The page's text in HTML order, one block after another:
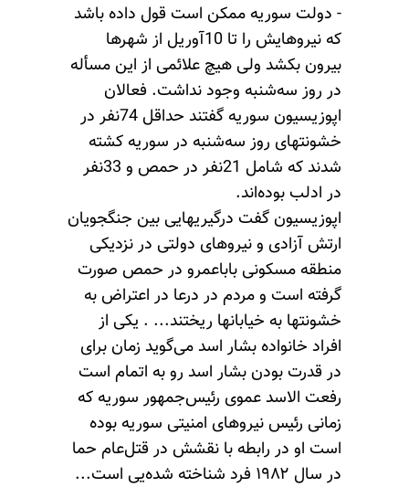
- دولت سوریه ممکن است قول داده باشد
که نیروهایش را تا 10آوریل از شهرها
بیرون بکشد ولی هیچ علائمی از این مسأله
در روز سه‌شنبه وجود نداشت. فعالان
اپوزیسیون سوریه گفتند حداقل 74نفر در
خشونتهای روز سه‌شنبه در سوریه کشته
شدند که شامل 21نفر در حمص و 33نفر
در ادلب بوده‌اند.
اپوزیسیون گفت درگیریهایی بین جنگجویان
ارتش آزادی و نیروهای دولتی در نزدیکی
منطقه مسکونی باباعمرو در حمص صورت
گرفته است و مردم در درعا در اعتراض به
خشونتها به خیابانها ریختند... . یکی از
افراد خانواده بشار اسد می‌گوید زمان برای
در قدرت بودن بشار اسد رو به اتمام است
رفعت الاسد عموی رئیس‌جمهور سوریه که
زمانی رئیس نیروهای امنیتی سوریه بوده
است او در رابطه با نقشش در قتل‌عام حما
در سال ۱۹۸۲ فرد شناخته شده‌یی است...